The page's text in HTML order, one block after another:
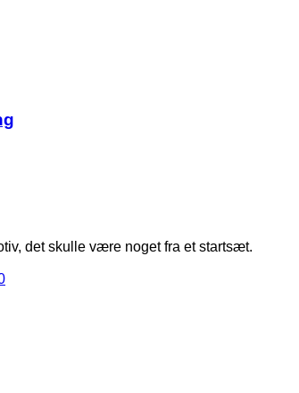
det skulle være noget fra et startsæt.